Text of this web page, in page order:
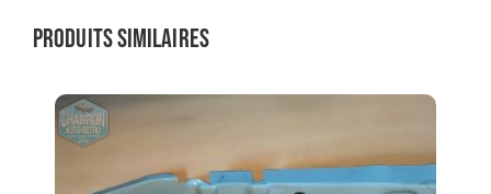
Produits similaires